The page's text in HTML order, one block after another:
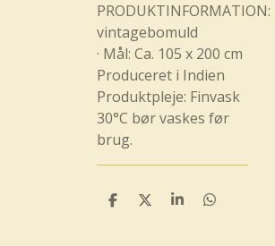
vintagebomuld
· Mål: Ca. 105 x 200 cm
Produceret i Indien
Produktpleje: Finvask
30°C bør vaskes før
brug.
D
D
D
D